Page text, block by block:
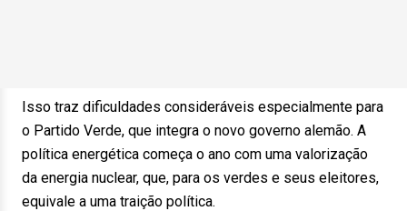
Isso traz dificuldades consideráveis especialmente para
o Partido Verde, que integra o novo governo alemão. A
política energética começa o ano com uma valorização
da energia nuclear, que, para os verdes e seus eleitores,
equivale a uma traição política.